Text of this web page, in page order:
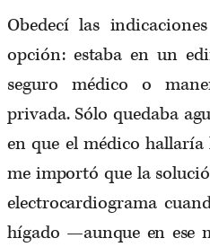
Obedecí las
opción: estaba en un
seguro médico o
privada. Sólo quedaba
en que el médico
me importó que la
electrocardiograma
hígado —aunque en ese